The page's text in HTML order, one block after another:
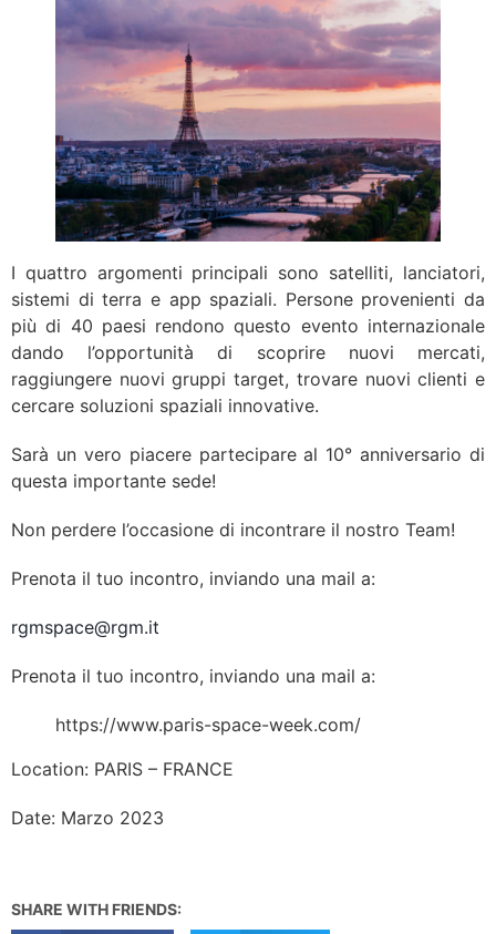
I quattro argomenti principali sono satelliti, lanciatori,
sistemi di terra e app spaziali. Persone provenienti da
più di 40 paesi rendono questo evento internazionale
dando l’opportunità di scoprire nuovi mercati,
raggiungere nuovi gruppi target, trovare nuovi clienti e
cercare soluzioni spaziali innovative.
Sarà un vero piacere partecipare al 10° anniversario di
questa importante sede!
Non perdere l’occasione di incontrare il nostro Team!
Prenota il tuo incontro, inviando una mail a:
rgmspace@rgm.it
Prenota il tuo incontro, inviando una mail a:
https://www.paris-space-week.com/
Location: PARIS – FRANCE
Date: Marzo 2023
SHARE WITH FRIENDS: